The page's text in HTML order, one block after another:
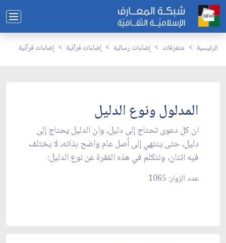
الرئيسية متفرقات إضاءات رسالية إضاءات قرآنية إضاءات قرآنية
المدلول ونوع الدليل
ان كل دعوى تحتاج إلى دليل، وان الدليل يحتاج إلى
دليل، حتى ينتهي إلى أصل عام واضح بذاته، لا يختلف
فيه اثنان، ونتكلم في هذه الفقرة عن نوع الدليل:
عدد الزوار: 1065